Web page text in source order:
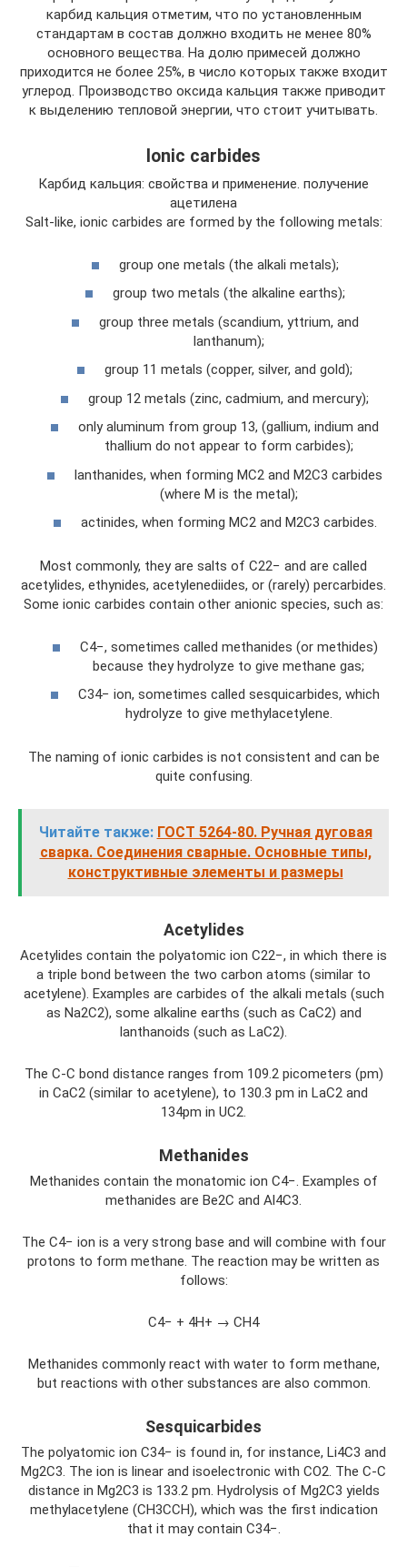
карбид кальция отметим, что по установленным
стандартам в состав должно входить не менее 80%
основного вещества. На долю примесей должно
приходится не более 25%, в число которых также входит
углерод. Производство оксида кальция также приводит
к выделению тепловой энергии, что стоит учитывать.
Ionic carbides
Карбид кальция: свойства и применение. получение
ацетилена
Salt-like, ionic carbides are formed by the following metals:
group one metals (the alkali metals);
group two metals (the alkaline earths);
group three metals (scandium, yttrium, and
lanthanum);
group 11 metals (copper, silver, and gold);
group 12 metals (zinc, cadmium, and mercury);
only aluminum from group 13, (gallium, indium and
thallium do not appear to form carbides);
lanthanides, when forming MC2 and M2C3 carbides
(where M is the metal);
actinides, when forming MC2 and M2C3 carbides.
Most commonly, they are salts of C22− and are called
acetylides, ethynides, acetylenediides, or (rarely) percarbides.
Some ionic carbides contain other anionic species, such as:
C4−, sometimes called methanides (or methides)
because they hydrolyze to give methane gas;
C34− ion, sometimes called sesquicarbides, which
hydrolyze to give methylacetylene.
The naming of ionic carbides is not consistent and can be
quite confusing.
Читайте также: ГОСТ 5264-80. Ручная дуговая
сварка. Соединения сварные. Основные типы,
конструктивные элементы и размеры
Acetylides
Acetylides contain the polyatomic ion C22−, in which there is
a triple bond between the two carbon atoms (similar to
acetylene). Examples are carbides of the alkali metals (such
as Na2C2), some alkaline earths (such as CaC2) and
lanthanoids (such as LaC2).
The C-C bond distance ranges from 109.2 picometers (pm)
in CaC2 (similar to acetylene), to 130.3 pm in LaC2 and
134pm in UC2.
Methanides
Methanides contain the monatomic ion C4−. Examples of
methanides are Be2C and Al4C3.
The C4− ion is a very strong base and will combine with four
protons to form methane. The reaction may be written as
follows:
C4− + 4H+ → CH4
Methanides commonly react with water to form methane,
but reactions with other substances are also common.
Sesquicarbides
The polyatomic ion C34− is found in, for instance, Li4C3 and
Mg2C3. The ion is linear and isoelectronic with CO2. The C-C
distance in Mg2C3 is 133.2 pm. Hydrolysis of Mg2C3 yields
methylacetylene (CH3CCH), which was the first indication
that it may contain C34−.